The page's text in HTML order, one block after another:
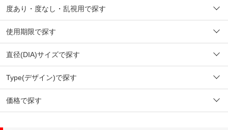
度あり・度なし・乱視用で探す
使用期限で探す
直径(DIA)サイズで探す
Type(デザイン)で探す
価格で探す